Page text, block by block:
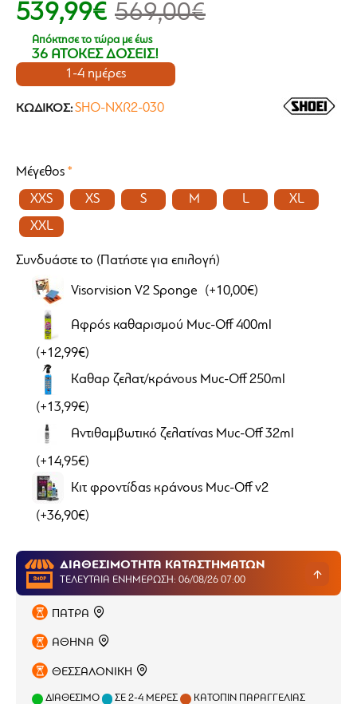
539,99€ 569,00€
Απόκτησε το τώρα με έως
36 ΑΤΟΚΕΣ ΔΟΣΕΙΣ!
1-4 ημέρες
ΚΩΔΙΚΌΣ:SHO-NXR2-030
Μέγεθος
XXS
XS S M L
XL
XXL
Συνδυάστε το (Πατήστε για επιλογή)
Visorvision V2 Sponge (+10,00€)
Αφρός καθαρισμού Muc-Off 400ml
(+12,99€)
Καθαρ ζελατ/κράνους Muc-Off 250ml
(+13,99€)
Αντιθαμβωτικό ζελατίνας Muc-Off 32ml
(+14,95€)
Κιτ φροντίδας κράνους Muc-Off v2
(+36,90€)
ΔΙΑΘΕΣΙΜΟΤΗΤΑ ΚΑΤΑΣΤΗΜΑΤΩΝ
ΤΕΛΕΥΤΑΊΑ ΕΝΗΜΈΡΩΣΗ: 06/08/26 07:00
ΠΑΤΡΑ
ΑΘΗΝΑ
ΘΕΣΣΑΛΟΝΙΚΗ
ΔΙΑΘΈΣΙΜΟ ΣΕ 2-4 ΜΈΡΕΣ ΚΑΤΌΠΙΝ ΠΑΡΑΓΓΕΛΊΑΣ